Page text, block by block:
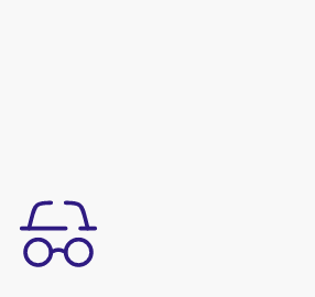
Einfach zu bedienen
Konvertieren Sie webp online mit nur
Bildformat. Mit diesem einfach zu